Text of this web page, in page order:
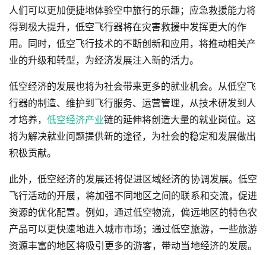
人们可以更加便捷地体验空中旅行的乐趣；应急救援能力将
得到极大提升，低空飞行器将在灾害救援中发挥更大的作
用。同时，低空飞行技术的不断创新和应用，将推动相关产
业的升级和转型，为经济发展注入新的活力。
低空经济的发展也将为社会带来更多的就业机会。从低空飞
行器的制造、维护到飞行服务、运营管理，从技术研发到人
才培养， 低空经济产业链的延伸将创造大量的就业岗位。这
将为解决就业问题提供新的途径，为社会的稳定和发展做出
积极贡献。
此外，低空经济的发展还将促进区域经济的协调发展。低空
飞行活动的开展，将加强不同地区之间的联系和交流，促进
资源的优化配置。例如，通过低空物流，偏远地区的特色农
产品可以更快速地进入城市市场；通过低空旅游，一些旅游
资源丰富的地区将吸引更多的游客，带动当地经济的发展。